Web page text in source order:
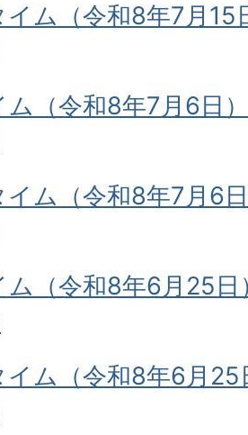
イム（令和8年7月15
ム（令和8年7月6日
イム（令和8年7月6
ム（令和8年6月25
イム（令和8年6月